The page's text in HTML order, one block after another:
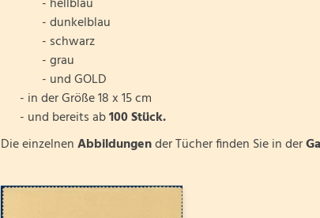
- dunkelblau
- schwarz
- grau
- und GOLD
- in der Größe 18 x 15 cm
- und bereits ab100 Stück.
Die einzelnenAbbildungender Tücher finden Sie in der